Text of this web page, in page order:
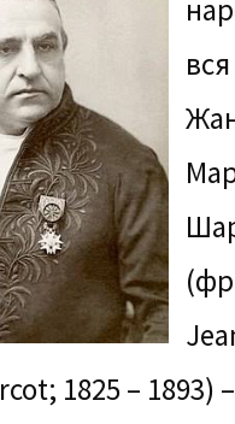
вся
1825 – 1893) –